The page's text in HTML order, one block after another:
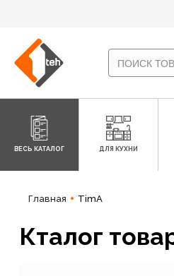
ВЕСЬ КАТАЛОГ ДЛЯ КУХНИ
Главная TimA
Кталог